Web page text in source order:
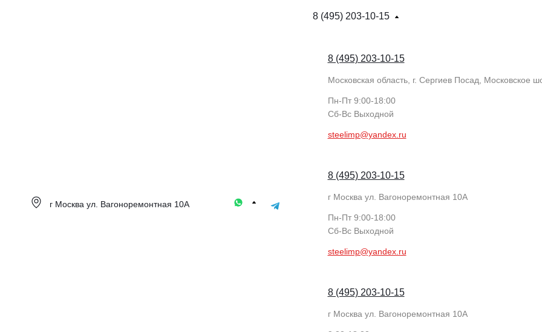
г Москва ул. Вагоноремонтная 10А
8 (495) 203-10-15
8 (495) 203-10-15
Московская область, г. Сергиев Посад, Московское
Пн-Пт 9:00-18:00
Cб-Вс Выходной
steelimp@yandex.ru
8 (495) 203-10-15
г Москва ул. Вагоноремонтная 10А
Пн-Пт 9:00-18:00
Cб-Вс Выходной
steelimp@yandex.ru
8 (495) 203-10-15
г Москва ул. Вагоноремонтная 10А